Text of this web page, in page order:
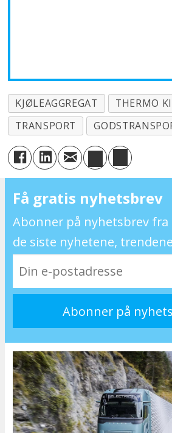
KJØLEAGGREGAT
THERMO
TRANSPORT
Få gratis nyhetsbrev
Abonner på nyhetsbrev
de siste nyhetene,